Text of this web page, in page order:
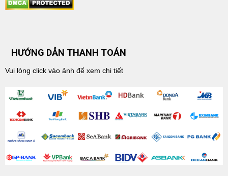
HƯỚNG DẪN THANH TOÁN
Vui lòng click vào ảnh để xem chi tiết